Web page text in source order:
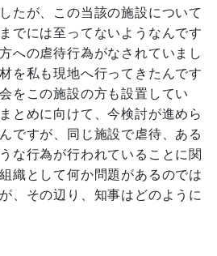
たが、この当該の施設について
でには至ってないようなんです
への虐待行為がなされていまし
を私も現地へ行ってきたんです
をこの施設の方も設置してい
とめに向けて、今検討が進めら
ですが、同じ施設で虐待、ある
な行為が行われていることに関
織として何か問題があるのでは
、その辺り、知事はどのように